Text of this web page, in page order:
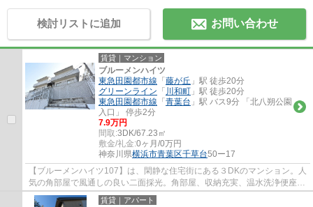
検討リストに追加 お問い合わせ
賃貸｜マンション
ブルーメンハイツ
東急田園都市線 「 藤が丘 」駅 徒歩20分
グリーンライン 「 川和町 」駅 徒歩20分
東急田園都市線 「 青葉台 」駅 バス9分 「北八朔公園
入口」 停歩2分
7.9万円
間取:3DK/67.23㎡
敷金/礼金:0ヶ月/0万円
神奈川県横浜市青葉区千草台50ー17
【ブルーメンハイツ107】は、閑静な住宅街にある３DKのマンション。人
気の角部屋で風通しの良い二面採光。角部屋、収納充実、温水洗浄便座、
駐輪場、宅配ボックス付き。公園近くの自然...
賃貸｜アパート